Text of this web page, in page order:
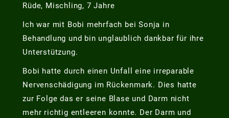
Rüde, Mischling, 7 Jahre
Ich war mit Bobi mehrfach bei Sonja in
Behandlung und bin unglaublich dankbar für ihre
Unterstützung.
Bobi hatte durch einen Unfall eine irreparable
Nervenschädigung im Rückenmark. Dies hatte
zur Folge das er seine Blase und Darm nicht
mehr richtig entleeren konnte. Der Darm und